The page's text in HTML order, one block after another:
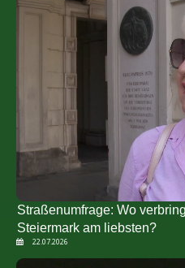
Straßenumfrage: Wo
Steiermark am liebsten?
22.07.2026